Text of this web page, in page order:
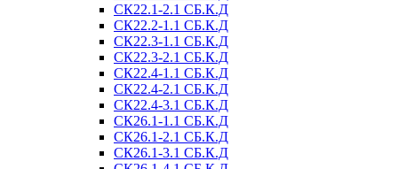
СК22.1-2.1 СБ.К.Д
СК22.2-1.1 СБ.К.Д
СК22.3-1.1 СБ.К.Д
СК22.3-2.1 СБ.К.Д
СК22.4-1.1 СБ.К.Д
СК22.4-2.1 СБ.К.Д
СК22.4-3.1 СБ.К.Д
СК26.1-1.1 СБ.К.Д
СК26.1-2.1 СБ.К.Д
СК26.1-3.1 СБ.К.Д